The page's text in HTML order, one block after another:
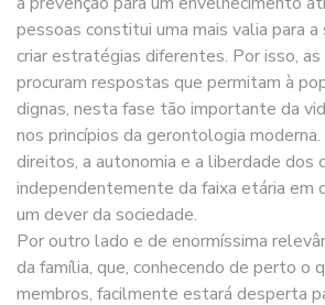
pessoas constitui uma mais valia para a
criar estratégias diferentes. Por isso, as
procuram respostas que permitam à
dignas, nesta fase tão importante da
nos princípios da gerontologia
direitos, a autonomia e a liberdade dos
independentemente da faixa etária em
um dever da sociedade.
Por outro lado e de enormíssima
da família, que, conhecendo de perto o
membros, facilmente estará desperta